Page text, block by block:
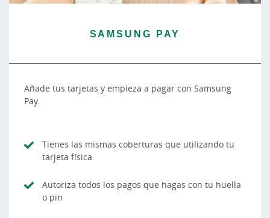
SAMSUNG PAY
Añade tus tarjetas y empieza a pagar con Samsung
Pay.
Tienes las mismas coberturas que utilizando tu
tarjeta física
Autoriza todos los pagos que hagas con tu huella
o pin